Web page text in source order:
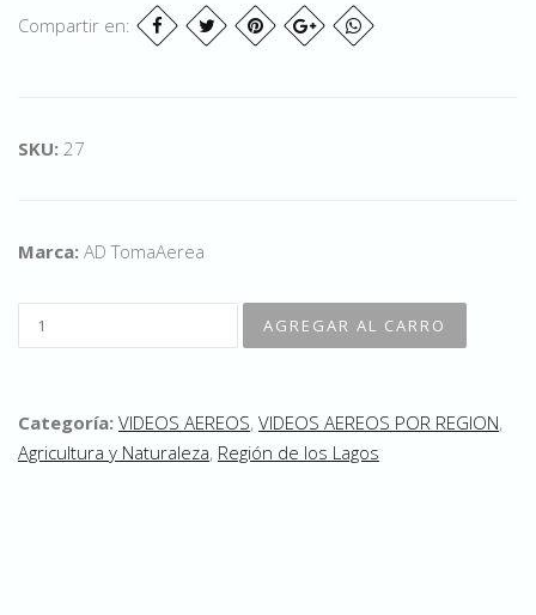
Compartir en:
SKU: 27
Marca: AD TomaAerea
Categoría: VIDEOS AEREOS, VIDEOS AEREOS POR REGION,
Agricultura y Naturaleza, Región de los Lagos